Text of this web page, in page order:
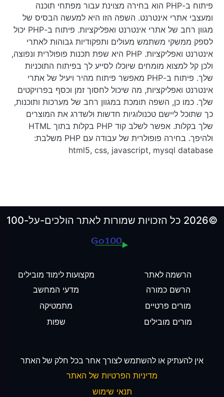
פיתוח ב-PHP הוא בחירה מצוינת עבור מפתחי תוכנה
ומעצבי אתרי אינטרנט. השפה הזו היא למעשה הבסיס של
מגוון רחב של אתרי אינטרנט ואפליקציות. פיתוח ב-PHP יכול
לספק ממשקי משתמש מעולים ותפקודיות גבוהות לאתרי
אינטרנט ואפליקציות. PHP היא שפת תכנות פופולרית ונפוצה,
ולכן קל למצוא מומחים שיוכלו לסייע לך בפיתוח התוכניות
שלך. פיתוח ב-PHP מאפשר פיתוח מהיר ויעיל של אתרי
אינטרנט ואפליקציות, מה שיכול לחסוך זמן וכסף בפרויקטים
שלך. כמו כן, השפה תומכת במגוון רחב של מערכות ותוכנות,
כך שתוכל ליישם טכנולוגיות חדשות ולשדרג את המוצרים
שלך בקלות. אפשר לשלב קוד PHP בקלות בתוך HTML
ולהיפך. בחירה פופולרית של עבודה עם PHP משלבת:
html5, css, javascript, mysql database
©2026 כל הזכויות שמורות לאתר הולכים-על-100
הרשמה לאתר
הרשם כמורה
מורים פרטיים
מורים מובילים
מקצועות לימוד מובילים
מדעי המחשב
מתמטיקה
שפות
אין להעתיק או להשתמש לצורך אחר בכל חלק של האתר
מדיניות הפרטיות של האתר
תנאי שימוש